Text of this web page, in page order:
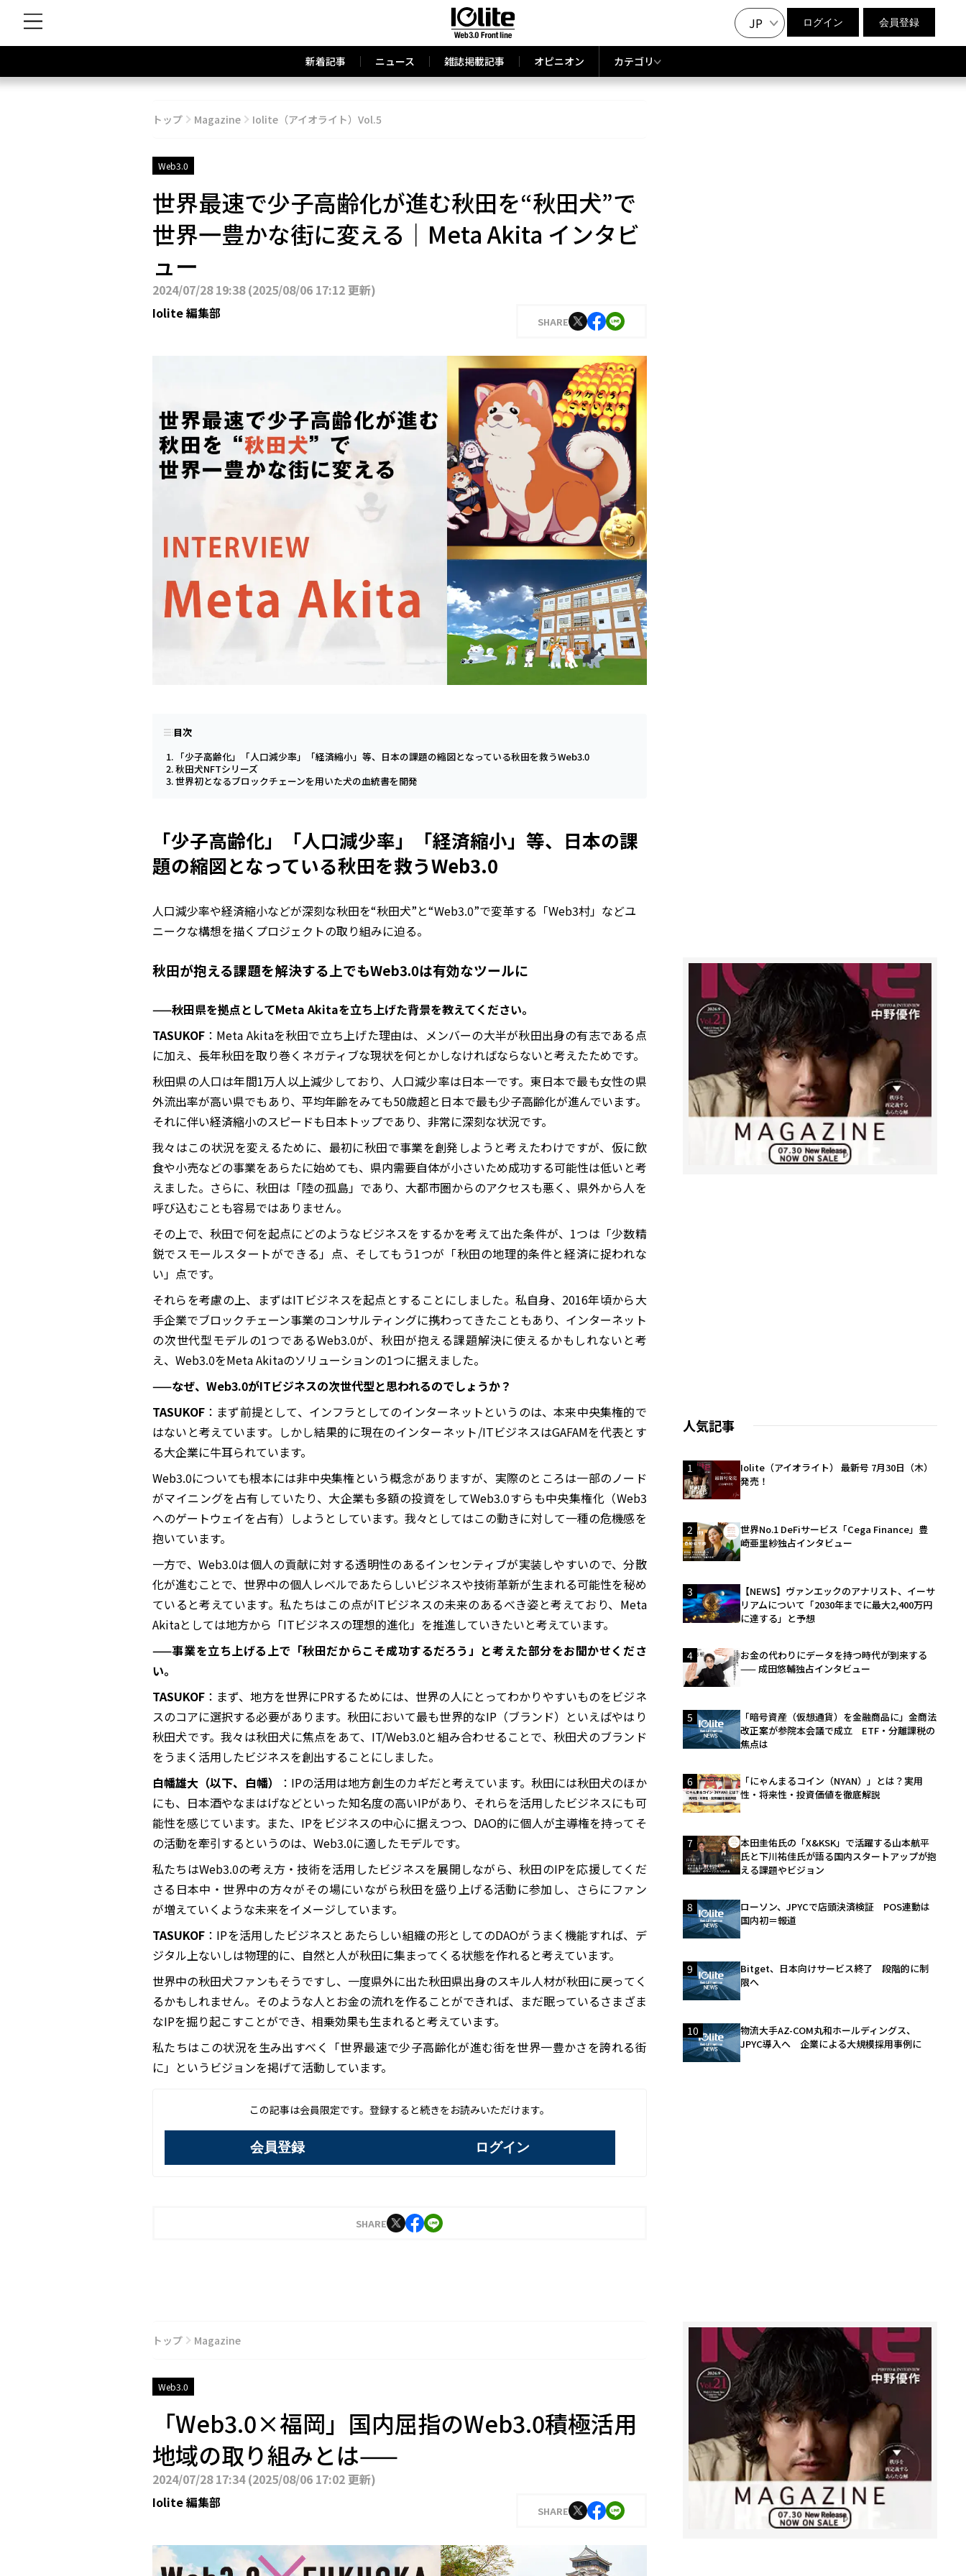
JP ログイン 会員登録
新着記事 ニュース 雑誌掲載記事 オピニオン カテゴリ
トップ Magazine Iolite（アイオライト）Vol.5
Web3.0
世界最速で少子高齢化が進む秋田を“秋田犬”で
世界一豊かな街に変える｜Meta Akita インタビ
ュー
2024/07/28 19:38(2025/08/06 17:12 更新)
Iolite 編集部
SHARE
目次
「少子高齢化」「人口減少率」「経済縮小」等、日本の課題の縮図となっている秋田を救うWeb3.0
秋田犬NFTシリーズ
世界初となるブロックチェーンを用いた犬の血統書を開発
「少子高齢化」「人口減少率」「経済縮小」等、日本の課
題の縮図となっている秋田を救うWeb3.0
人口減少率や経済縮小などが深刻な秋田を“秋田犬”と“Web3.0”で変革する「Web3村」などユ
ニークな構想を描くプロジェクトの取り組みに迫る。
秋田が抱える課題を解決する上でもWeb3.0は有効なツールに
——秋田県を拠点としてMeta Akitaを立ち上げた背景を教えてください。
TASUKOF：Meta Akitaを秋田で立ち上げた理由は、メンバーの大半が秋田出身の有志である点
に加え、長年秋田を取り巻くネガティブな現状を何とかしなければならないと考えたためです。
秋田県の人口は年間1万人以上減少しており、人口減少率は日本一です。東日本で最も女性の県
外流出率が高い県でもあり、平均年齢をみても50歳超と日本で最も少子高齢化が進んでいます。
それに伴い経済縮小のスピードも日本トップであり、非常に深刻な状況です。
我々はこの状況を変えるために、最初に秋田で事業を創発しようと考えたわけですが、仮に飲
食や小売などの事業をあらたに始めても、県内需要自体が小さいため成功する可能性は低いと考
えました。さらに、秋田は「陸の孤島」であり、大都市圏からのアクセスも悪く、県外から人を
呼び込むことも容易ではありません。
その上で、秋田で何を起点にどのようなビジネスをするかを考えて出た条件が、1つは「少数精
鋭でスモールスタートができる」点、そしてもう1つが「秋田の地理的条件と経済に捉われな
い」点です。
それらを考慮の上、まずはITビジネスを起点とすることにしました。私自身、2016年頃から大
手企業でブロックチェーン事業のコンサルティングに携わってきたこともあり、インターネット
の次世代型モデルの1つであるWeb3.0が、秋田が抱える課題解決に使えるかもしれないと考
え、Web3.0をMeta Akitaのソリューションの1つに据えました。
——なぜ、Web3.0がITビジネスの次世代型と思われるのでしょうか？
TASUKOF：まず前提として、インフラとしてのインターネットというのは、本来中央集権的で
はないと考えています。しかし結果的に現在のインターネット/ITビジネスはGAFAMを代表とす
る大企業に牛耳られています。
Web3.0についても根本には非中央集権という概念がありますが、実際のところは一部のノード
がマイニングを占有していたり、大企業も多額の投資をしてWeb3.0すらも中央集権化（Web3
へのゲートウェイを占有）しようとしています。我々としてはこの動きに対して一種の危機感を
抱いています。
一方で、Web3.0は個人の貢献に対する透明性のあるインセンティブが実装しやすいので、分散
化が進むことで、世界中の個人レベルであたらしいビジネスや技術革新が生まれる可能性を秘め
ていると考えています。私たちはこの点がITビジネスの未来のあるべき姿と考えており、Meta
Akitaとしては地方から「ITビジネスの理想的進化」を推進していきたいと考えています。
——事業を立ち上げる上で「秋田だからこそ成功するだろう」と考えた部分をお聞かせくださ
い。
TASUKOF：まず、地方を世界にPRするためには、世界の人にとってわかりやすいものをビジネ
スのコアに選択する必要があります。秋田において最も世界的なIP（ブランド）といえばやはり
秋田犬です。我々は秋田犬に焦点をあて、IT/Web3.0と組み合わせることで、秋田犬のブランド
をうまく活用したビジネスを創出することにしました。
白幡雄大（以下、白幡）
：IPの活用は地方創生のカギだと考えています。秋田には秋田犬のほか
にも、日本酒やなまはげなどといった知名度の高いIPがあり、それらを活用したビジネスにも可
能性を感じています。また、IPをビジネスの中心に据えつつ、DAO的に個人が主導権を持ってそ
の活動を牽引するというのは、Web3.0に適したモデルです。
私たちはWeb3.0の考え方・技術を活用したビジネスを展開しながら、秋田のIPを応援してくだ
さる日本中・世界中の方々がその場にいながら秋田を盛り上げる活動に参加し、さらにファン
が増えていくような未来をイメージしています。
TASUKOF：IPを活用したビジネスとあたらしい組織の形としてのDAOがうまく機能すれば、デ
ジタル上ないしは物理的に、自然と人が秋田に集まってくる状態を作れると考えています。
世界中の秋田犬ファンもそうですし、一度県外に出た秋田県出身のスキル人材が秋田に戻ってく
るかもしれません。そのような人とお金の流れを作ることができれば、まだ眠っているさまざま
なIPを掘り起こすことができ、相乗効果も生まれると考えています。
私たちはこの状況を生み出すべく「世界最速で少子高齢化が進む街を世界一豊かさを誇れる街
に」というビジョンを掲げて活動しています。
この記事は会員限定です。登録すると続きをお読みいただけます。
会員登録 ログイン
SHARE
人気記事
1
Iolite（アイオライト） 最新号 7月30日（木）
発売！
2
世界No.1 DeFiサービス「Cega Finance」豊
崎亜里紗独占インタビュー
3
【NEWS】ヴァンエックのアナリスト、イーサ
リアムについて「2030年までに最大2,400万円
に達する」と予想
4
お金の代わりにデータを持つ時代が到来する
—— 成田悠輔独占インタビュー
5
「暗号資産（仮想通貨）を金融商品に」金商法
改正案が参院本会議で成立 ETF・分離課税の
焦点は
6
「にゃんまるコイン（NYAN）」とは？実用
性・将来性・投資価値を徹底解説
7
本田圭佑氏の「X&KSK」で活躍する山本航平
氏と下川祐佳氏が語る国内スタートアップが抱
える課題やビジョン
8
ローソン、JPYCで店頭決済検証 POS連動は
国内初＝報道
9
Bitget、日本向けサービス終了 段階的に制
限へ
10
物流大手AZ-COM丸和ホールディングス、
JPYC導入へ 企業による大規模採用事例に
トップ Magazine
Web3.0
「Web3.0×福岡」国内屈指のWeb3.0積極活用
地域の取り組みとは——
2024/07/28 17:34(2025/08/06 17:02 更新)
Iolite 編集部
SHARE